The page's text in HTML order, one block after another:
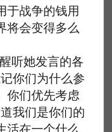
于战争的钱用
将会变得多么
听她发言的各
你们为什么参
你们优先考虑
我们是你们的
活在一个什么